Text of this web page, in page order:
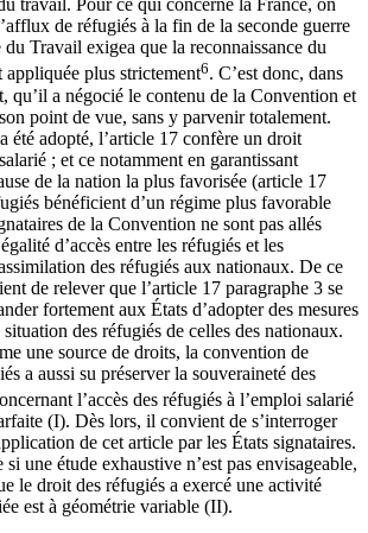
travail. Pour ce qui concerne la France, on
de réfugiés à la fin de la seconde guerre
Travail exigea que la reconnaissance du
appliquée plus strictement6. C’est donc, dans
qu’il a négocié le contenu de la Convention et
point de vue, sans y parvenir totalement.
été adopté, l’article 17 confère un droit
; et ce notamment en garantissant
de la nation la plus favorisée (article 17
bénéficient d’un régime plus favorable
de la Convention ne sont pas allés
d’accès entre les réfugiés et les
des réfugiés aux nationaux. De ce
de relever que l’article 17 paragraphe 3 se
fortement aux États d’adopter des mesures
des réfugiés de celles des nationaux.
une source de droits, la convention de
a aussi su préserver la souveraineté des
l’accès des réfugiés à l’emploi salarié
(I). Dès lors, il convient de s’interroger
de cet article par les États signataires.
une étude exhaustive n’est pas envisageable,
le droit des réfugiés a exercé une activité
est à géométrie variable (II).